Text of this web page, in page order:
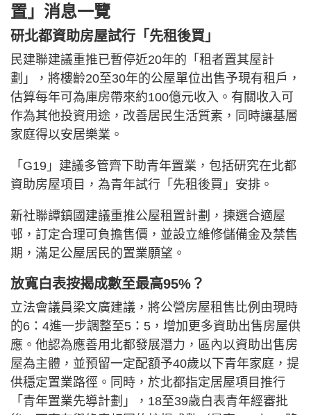
置」消息一覽
研北都資助房屋試行「先租後買」
民建聯建議重推已暫停近20年的「租者置其屋計
劃」，將樓齡20至30年的公屋單位出售予現有租戶，
估算每年可為庫房帶來約100億元收入。有關收入可
作為其他投資用途，改善居民生活質素，同時讓基層
家庭得以安居樂業。
「G19」建議多管齊下助青年置業，包括研究在北都
資助房屋項目，為青年試行「先租後買」安排。
新社聯譚鎮國建議重推公屋租置計劃，揀選合適屋
邨，訂定合理可負擔售價，並設立維修儲備金及禁售
期，滿足公屋居民的置業願望。
放寬白表按揭成數至最高95%？
立法會議員梁文廣建議，將公營房屋租售比例由現時
的6：4進一步調整至5：5，增加更多資助出售房屋供
應。他認為應善用北都發展潛力，區內以資助出售房
屋為主體，並預留一定配額予40歲以下青年家庭，提
供穩定置業路徑。同時，於北都指定居屋項目推行
「青年置業先導計劃」，18至39歲白表青年經審批